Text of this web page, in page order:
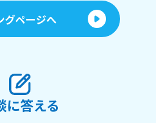
グページへ
に答える